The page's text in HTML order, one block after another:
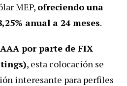
MEP, ofreciendo una
anual a 24 meses.
AAA por parte de FIX
, esta colocación se
interesante para perfiles